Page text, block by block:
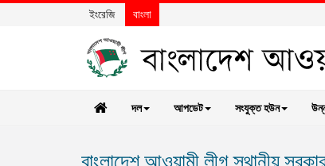
ইংরেজি বাংলা
দল আপডেট সংযুক্ত হউন
বাংলাদেশ আওয়ামী লীগ স্থানীয়